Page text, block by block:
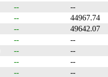
--
--
--
44967.74
--
49642.07
--
--
--
--
--
--
--
--